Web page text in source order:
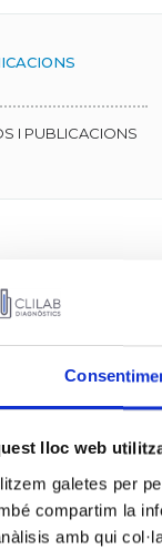
lloc web
galetes per
compartim la
amb qui
I PUBLICACIONS